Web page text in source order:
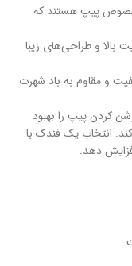
پیپ هستند که
بالا و طراحی‌های زیبا
و مقاوم به باد شهرت
کردن پیپ را بهبود
انتخاب یک فندک با
دهد.